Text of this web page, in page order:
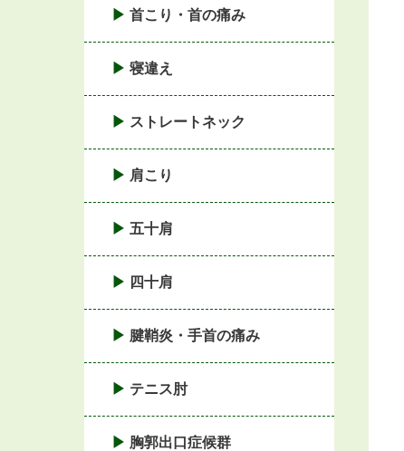
首こり・首の痛み
寝違え
ストレートネック
肩こり
五十肩
四十肩
腱鞘炎・手首の痛み
テニス肘
胸郭出口症候群